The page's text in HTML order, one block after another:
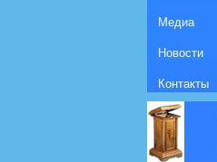
Медиа
Новости
Контакты